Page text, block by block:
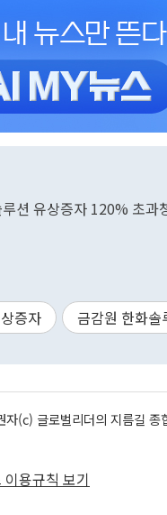
션 유상증자 120% 초과
증자 금감원 한화솔
자(c) 글로벌리더의 지름길
용규칙 보기